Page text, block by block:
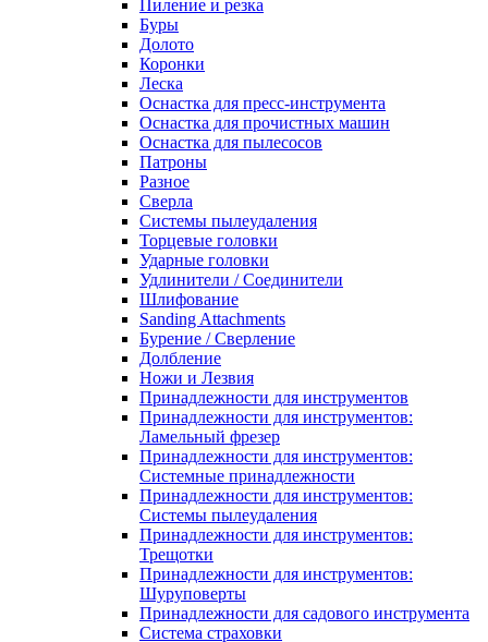
Пиление и резка
Буры
Долото
Коронки
Леска
Оснастка для пресс-инструмента
Оснастка для прочистных машин
Оснастка для пылесосов
Патроны
Разное
Сверла
Системы пылеудаления
Торцевые головки
Ударные головки
Удлинители / Соединители
Шлифование
Sanding Attachments
Бурение / Сверление
Долбление
Ножи и Лезвия
Принадлежности для инструментов
Принадлежности для инструментов:
Ламельный фрезер
Принадлежности для инструментов:
Системные принадлежности
Принадлежности для инструментов:
Системы пылеудаления
Принадлежности для инструментов:
Трещотки
Принадлежности для инструментов:
Шуруповерты
Принадлежности для садового инструмента
Система страховки